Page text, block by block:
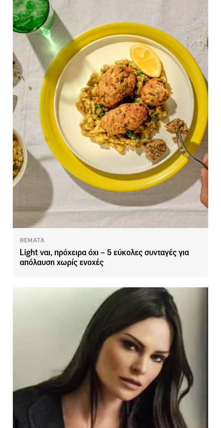
ΘΕΜΑΤΑ
Light ναι, πρόχειρα όχι – 5 εύκολες συνταγές για
απόλαυση χωρίς ενοχές